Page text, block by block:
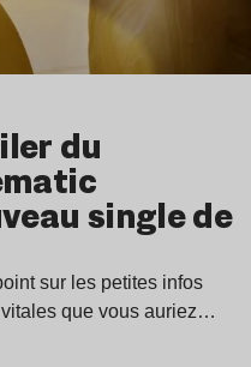
du
single de
sur les petites infos
que vous auriez…